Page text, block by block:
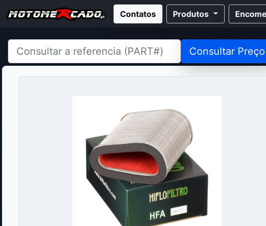
Contatos Produtos
Consultar Preço